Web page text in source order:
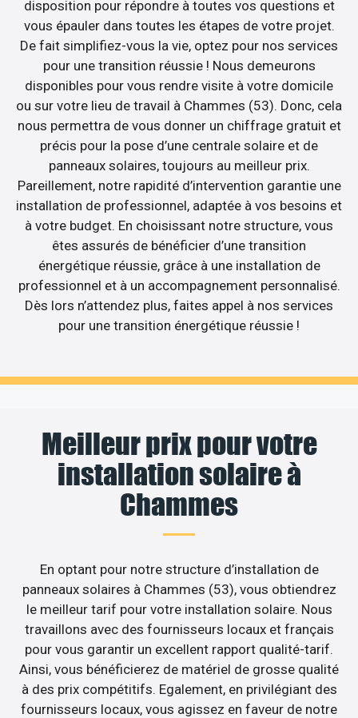
disposition pour répondre à toutes vos questions et
vous épauler dans toutes les étapes de votre projet.
De fait simplifiez-vous la vie, optez pour nos services
pour une transition réussie ! Nous demeurons
disponibles pour vous rendre visite à votre domicile
ou sur votre lieu de travail à Chammes (53). Donc, cela
nous permettra de vous donner un chiffrage gratuit et
précis pour la pose d’une centrale solaire et de
panneaux solaires, toujours au meilleur prix.
Pareillement, notre rapidité d’intervention garantie une
installation de professionnel, adaptée à vos besoins et
à votre budget. En choisissant notre structure, vous
êtes assurés de bénéficier d’une transition
énergétique réussie, grâce à une installation de
professionnel et à un accompagnement personnalisé.
Dès lors n’attendez plus, faites appel à nos services
pour une transition énergétique réussie !
Meilleur prix pour votre
installation solaire à
Chammes
En optant pour notre structure d’installation de
panneaux solaires à Chammes (53), vous obtiendrez
le meilleur tarif pour votre installation solaire. Nous
travaillons avec des fournisseurs locaux et français
pour vous garantir un excellent rapport qualité-tarif.
Ainsi, vous bénéficierez de matériel de grosse qualité
à des prix compétitifs. Egalement, en privilégiant des
fournisseurs locaux, vous agissez en faveur de notre